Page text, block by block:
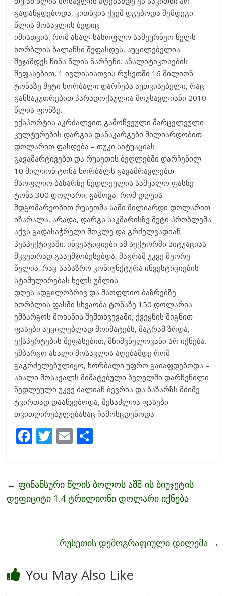
გადაწყდებოდა, კითხვის ქვეშ დგებოდა შემდეგი
წლის მოსავლის ბედიც.
იმისთვის, რომ ახალ სასოფლო სამეურნეო წელს
ხორბლის ბალანსი შეფასდეს, აუცილებელია
შეჯამდეს წინა წლის ნარჩენი. ანალიტიკოსების
შეფასებით, 1 ივლისისთვის რუსეთში 16 მილიონ
ტონაზე მეტი ხორბალი დარჩება აუთვისებელი, რაც
განსაკუთრებით პარადოქსულია მოუსავლიანი 2010
წლის ფონზე.
ექსპორტის აკრძალვით გამოწვეული მარცვლეული
კულტურების დარგის დანაკარგები მილიარდობით
დოლარით ფასდება – თუკი სიტუაციას
გავამარტივებთ და რუსეთის ბეღლებში დარჩენილ
10 მილიონ ტონა ხორბალს გავამრავლებთ
მსოფლიო ბაზარზე ნედლეულის საშუალო ფასზე –
ტონა 300 დოლარი, გამოვა, რომ დღეის
მდგომარეობით რუსეთმა სამი მილიარდი დოლარით
იზარალა, არადა, დარგს საკმარისზე მეტი პრობლემა
აქვს გადასაჭრელი მოკლე და გრძელვადიან
პესპექტივაში. ინვესტიციები ამ სექტორში სიტუაციას
მკვეთრად გააუმჯობესებდა, მაგრამ უკვე მეორე
წელია, რაც საბაზრო კონიუნქტურა ინვესტიციების
სტიმულირებას ხელს უშლის.
დღეს ადგილობრივ და მსოფლიო ბაზრებზე
ხორბლის ფასში სხვაობა ტონაზე 150 დოლარია.
ემბარგოს მოხსნის შემთხვევაში, ქვეყნის შიგნით
ფასები აუცილებლად მოიმატებს, მაგრამ ზრდა,
ექსპერტების შეფასებით, მნიშვნელოვანი არ იქნება.
ემბარგო ახალი მოსავლის აღებამდე რომ
გაგრძელებულიყო, ხორბალი უფრო გაიაფდებოდა –
ახალი მოსავალს მიმატებული ბეღელში დარჩენილი
ნედლეული უკვე ძალიან ბევრია და ბაზარზს მძიმე
ტვირთად დააწვებოდა, შესაძლოა ფასები
თვითღირებულებასაც ჩამოსცდენოდა.
F
b
o
T
er
E
l e
← ფინანსური წლის ბოლოს აშშ-ის ბიუჯეტის
დეფიციტი 1.4 ტრილიონი დოლარი იქნება
რუსეთის დემოგრაფიული დილემა →
You May Also Like